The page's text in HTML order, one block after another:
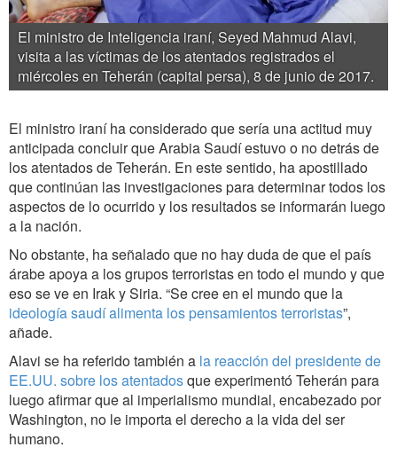
El ministro de Inteligencia iraní, Seyed Mahmud Alavi,
visita a las víctimas de los atentados registrados el
miércoles en Teherán (capital persa), 8 de junio de 2017.
El ministro iraní ha considerado que sería una actitud muy
anticipada concluir que Arabia Saudí estuvo o no detrás de
los atentados de Teherán. En este sentido, ha apostillado
que continúan las investigaciones para determinar todos los
aspectos de lo ocurrido y los resultados se informarán luego
a la nación.
No obstante, ha señalado que no hay duda de que el país
árabe apoya a los grupos terroristas en todo el mundo y que
eso se ve en Irak y Siria. “Se cree en el mundo que la
ideología saudí alimenta los pensamientos terroristas”,
añade.
Alavi se ha referido también a la reacción del presidente de
EE.UU. sobre los atentadosque experimentó Teherán para
luego afirmar que al imperialismo mundial, encabezado por
Washington, no le importa el derecho a la vida del ser
humano.